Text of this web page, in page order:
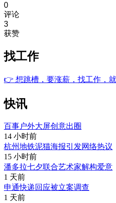
0
评论
3
获赞
找工作
👉 想跳槽，要涨薪，找工作，
快讯
百事户外大屏创意出圈
14 小时前
杭州地铁泥猫海报引发网络热议
15 小时前
潘多拉七夕联合艺术家解构爱意
1 天前
申通快递回应被立案调查
1 天前